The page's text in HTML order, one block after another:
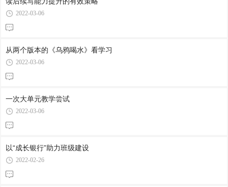
2022-03-06
从两个版本的《乌鸦喝水》看学习
2022-03-06
一次大单元教学尝试
2022-03-06
以“成长银行”助力班级建设
2022-02-26